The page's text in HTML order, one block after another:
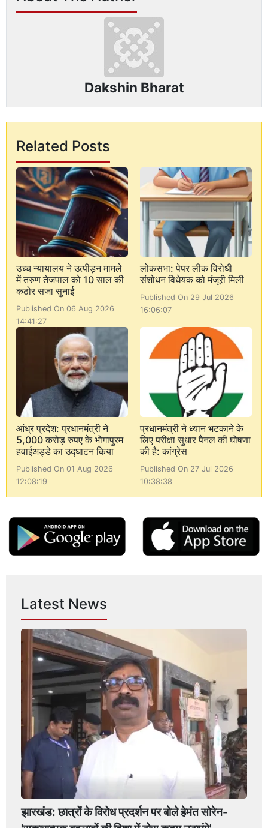
Dakshin Bharat
Related Posts
उच्च न्यायालय ने उत्पीड़न मामले
में तरुण तेजपाल को 10 साल की
कठोर सजा सुनाई
Published On 06 Aug 2026
14:41:27
लोकसभा: पेपर लीक विरोधी
संशोधन विधेयक को मंजूरी मिली
Published On 29 Jul 2026
16:06:07
आंध्र प्रदेश: प्रधानमंत्री ने
5,000 करोड़ रुपए के भोगापुरम
हवाईअड्डे का उद्घाटन किया
Published On 01 Aug 2026
12:08:19
प्रधानमंत्री ने ध्यान भटकाने के
लिए परीक्षा सुधार पैनल की घोषणा
की है: कांग्रेस
Published On 27 Jul 2026
10:38:38
Latest News
झारखंड: छात्रों के विरोध प्रदर्शन पर बोले हेमंत सोरेन-